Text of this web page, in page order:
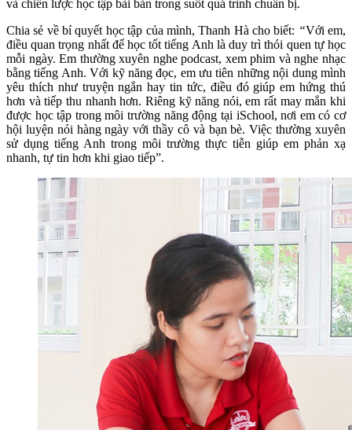
và chiến lược học tập bài bản trong suốt quá trình chuẩn bị.
Chia sẻ về bí quyết học tập của mình, Thanh Hà cho biết: “Với em,
điều quan trọng nhất để học tốt tiếng Anh là duy trì thói quen tự học
mỗi ngày. Em thường xuyên nghe podcast, xem phim và nghe nhạc
bằng tiếng Anh. Với kỹ năng đọc, em ưu tiên những nội dung mình
yêu thích như truyện ngắn hay tin tức, điều đó giúp em hứng thú
hơn và tiếp thu nhanh hơn. Riêng kỹ năng nói, em rất may mắn khi
được học tập trong môi trường năng động tại iSchool, nơi em có cơ
hội luyện nói hàng ngày với thầy cô và bạn bè. Việc thường xuyên
sử dụng tiếng Anh trong môi trường thực tiễn giúp em phản xạ
nhanh, tự tin hơn khi giao tiếp”.